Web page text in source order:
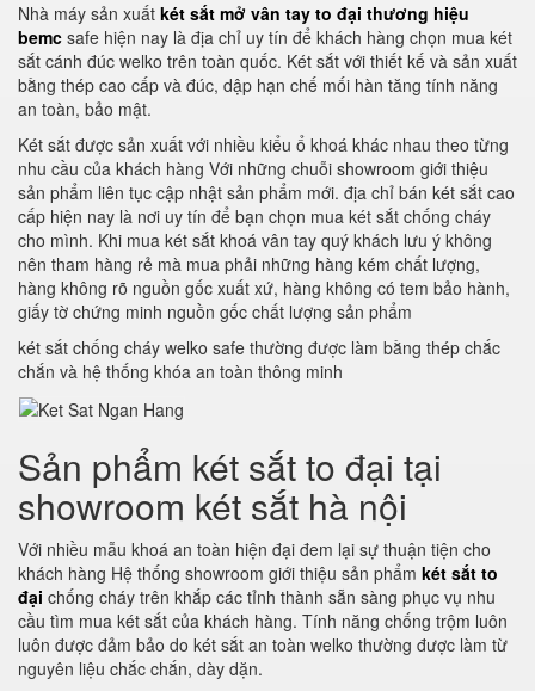
Nhà máy sản xuất két sắt mở vân tay to đại thương hiệu
bemc safe hiện nay là địa chỉ uy tín để khách hàng chọn mua két
sắt cánh đúc welko trên toàn quốc. Két sắt với thiết kế và sản xuất
bằng thép cao cấp và đúc, dập hạn chế mối hàn tăng tính năng
an toàn, bảo mật.
Két sắt được sản xuất với nhiều kiểu ổ khoá khác nhau theo từng
nhu cầu của khách hàng Với những chuỗi showroom giới thiệu
sản phẩm liên tục cập nhật sản phẩm mới. địa chỉ bán két sắt cao
cấp hiện nay là nơi uy tín để bạn chọn mua két sắt chống cháy
cho mình. Khi mua két sắt khoá vân tay quý khách lưu ý không
nên tham hàng rẻ mà mua phải những hàng kém chất lượng,
hàng không rõ nguồn gốc xuất xứ, hàng không có tem bảo hành,
giấy tờ chứng minh nguồn gốc chất lượng sản phẩm
két sắt chống cháy welko safe thường được làm bằng thép chắc
chắn và hệ thống khóa an toàn thông minh
Sản phẩm két sắt to đại tại
showroom két sắt hà nội
Với nhiều mẫu khoá an toàn hiện đại đem lại sự thuận tiện cho
khách hàng Hệ thống showroom giới thiệu sản phẩm két sắt to
đại chống cháy trên khắp các tỉnh thành sẵn sàng phục vụ nhu
cầu tìm mua két sắt của khách hàng. Tính năng chống trộm luôn
luôn được đảm bảo do két sắt an toàn welko thường được làm từ
nguyên liệu chắc chắn, dày dặn.